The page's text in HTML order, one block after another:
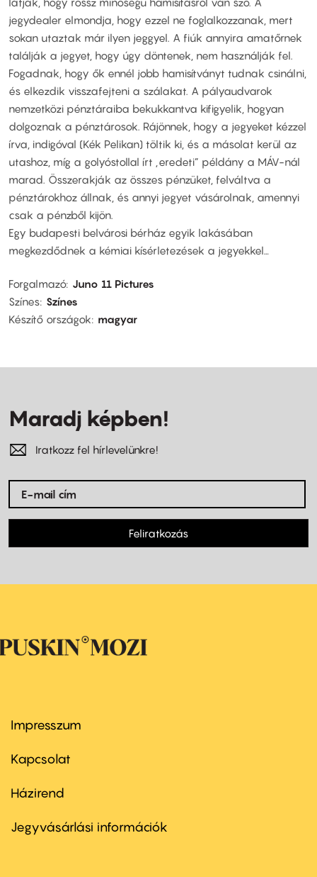
jegydealer elmondja, hogy ezzel ne foglalkozzanak, mert
sokan utaztak már ilyen jeggyel. A fiúk annyira amatőrnek
találják a jegyet, hogy úgy döntenek, nem használják fel.
Fogadnak, hogy ők ennél jobb hamisítványt tudnak csinálni,
és elkezdik visszafejteni a szálakat. A pályaudvarok
nemzetközi pénztáraiba bekukkantva kifigyelik, hogyan
dolgoznak a pénztárosok. Rájönnek, hogy a jegyeket kézzel
írva, indigóval (Kék Pelikan) töltik ki, és a másolat kerül az
utashoz, míg a golyóstollal írt „eredeti” példány a MÁV-nál
marad. Összerakják az összes pénzüket, felváltva a
pénztárokhoz állnak, és annyi jegyet vásárolnak, amennyi
csak a pénzből kijön.
Egy budapesti belvárosi bérház egyik lakásában
megkezdődnek a kémiai kísérletezések a jegyekkel…
Forgalmazó Juno 11 Pictures
Színes Színes
Készítő országok
magyar
Maradj képben!
Iratkozz fel hírlevelünkre!
Feliratkozás
Footer
first
Impresszum
Kapcsolat
Footer
second
Házirend
Jegyvásárlási információk